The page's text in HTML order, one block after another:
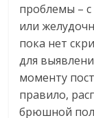
проблемы –
или
пока нет
для
моменту
правило,
брюшной